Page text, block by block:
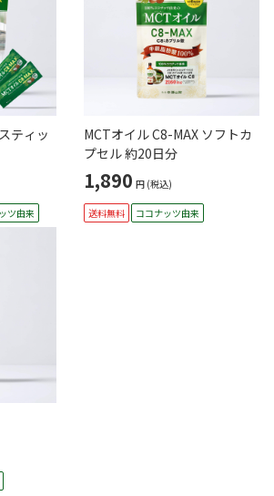
ティッ
ツ由来
MCTオイル C8-MAX ソフトカ
プセル 約20日分
1,890 円 (税込)
送料無料 ココナッツ由来